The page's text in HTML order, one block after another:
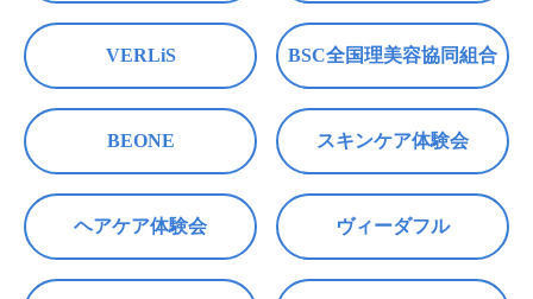
VERLiS BSC全国理美容協同組合
BEONE スキンケア体験会
ヘアケア体験会 ヴィーダフル